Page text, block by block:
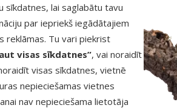
sīkdatnes, lai saglabātu tavu
par iepriekš iegādātajiem
reklāmas. Tu vari piekrist
visas sīkdatnes”, vai noraidīt
visas sīkdatnes, vietnē
nepieciešamas vietnes
nav nepieciešama lietotāja
3
3
12
9
7